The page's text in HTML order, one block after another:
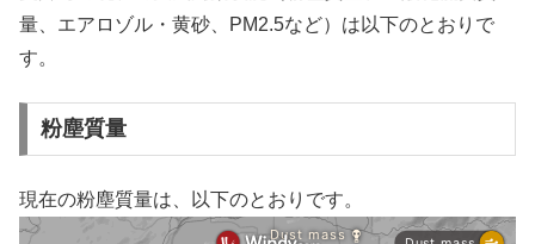
量、エアロゾル・黄砂、PM2.5など）は以下のとおりで
す。
粉塵質量
現在の粉塵質量は、以下のとおりです。